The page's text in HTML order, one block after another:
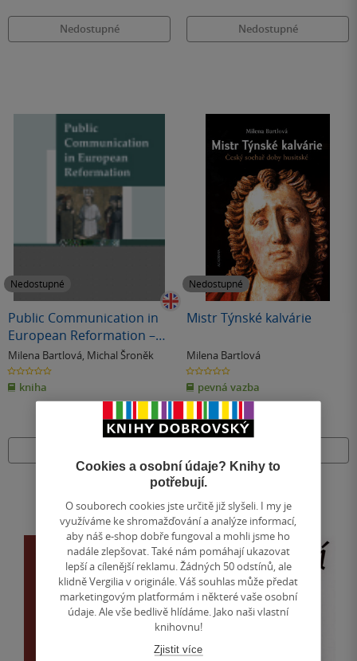
Nedostupné Nedostupné
Nedostupné
Public Communication in
European Reformation –
Artistic and other Media in
Central Europe 1380-1620
Milena Bartlová, Michal Šroněk
0.0
z
5
hvězdiček
kniha
Nedostupné
Mistr Týnské kalvárie
Milena Bartlová
0.0
z
5
hvězdiček
pevná vazba
Cookies a osobní údaje? Knihy to
potřebují.
O souborech cookies jste určitě již slyšeli. I my je
využíváme ke shromažďování a analýze informací,
aby náš e-shop dobře fungoval a mohli jsme ho
nadále zlepšovat. Také nám pomáhají ukazovat
lepší a cílenější reklamu. Žádných 50 odstínů, ale
klidně Vergilia v originále. Váš souhlas může předat
marketingovým platformám i některé vaše osobní
údaje. Ale vše bedlivě hlídáme. Jako naši vlastní
knihovnu!
Zjistit více